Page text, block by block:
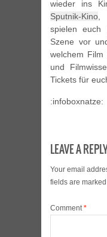
wieder ins
Sputnik-Kino
spielen euch
Szene vor
welchem
und
Tickets für
:infoboxnatze:
LEAVE A
Your email
fields are marked
Comment *